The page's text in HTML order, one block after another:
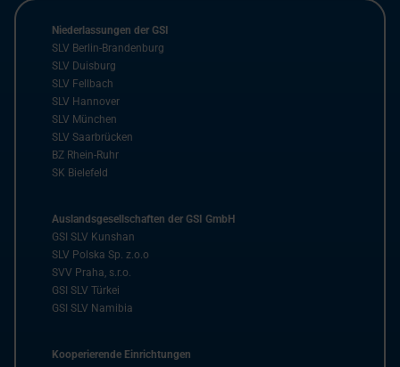
Niederlassungen der GSI
SLV Berlin-Brandenburg
SLV Duisburg
SLV Fellbach
SLV Hannover
SLV München
SLV Saarbrücken
BZ Rhein-Ruhr
SK Bielefeld
Auslandsgesellschaften der GSI GmbH
GSI SLV Kunshan
SLV Polska Sp. z.o.o
SVV Praha, s.r.o.
GSI SLV Türkei
GSI SLV Namibia
Kooperierende Einrichtungen